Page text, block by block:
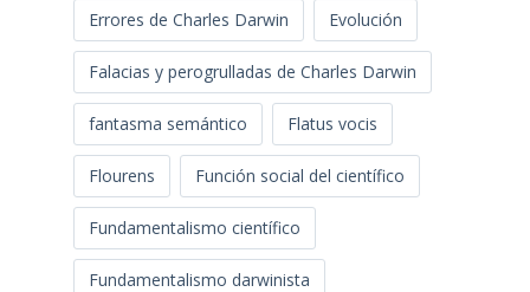
Errores de Charles Darwin Evolución
Falacias y perogrulladas de Charles Darwin
fantasma semántico Flatus vocis
Flourens Función social del científico
Fundamentalismo científico
Fundamentalismo darwinista